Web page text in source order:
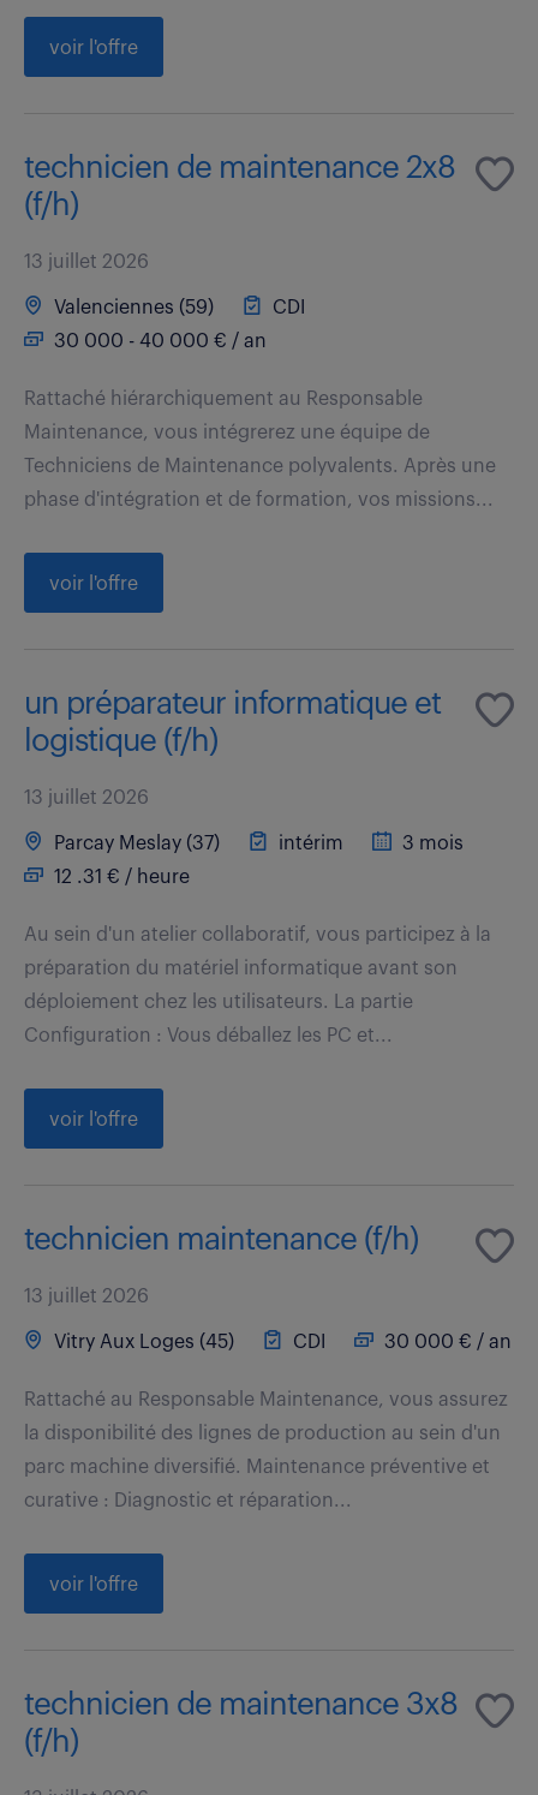
voir l'offre
technicien de maintenance 2x8
(f/h)
13 juillet 2026
Valenciennes (59)
CDI
30 000 - 40 000 € / an
Rattaché hiérarchiquement au Responsable
Maintenance, vous intégrerez une équipe de
Techniciens de Maintenance polyvalents. Après une
phase d'intégration et de formation, vos missions...
voir l'offre
un préparateur informatique et
logistique (f/h)
13 juillet 2026
Parcay Meslay (37) intérim
3 mois
12 .31 € / heure
Au sein d'un atelier collaboratif, vous participez à la
préparation du matériel informatique avant son
déploiement chez les utilisateurs. La partie
Configuration : Vous déballez les PC et...
voir l'offre
technicien maintenance (f/h)
13 juillet 2026
Vitry Aux Loges (45) CDI 30 000 € / an
Rattaché au Responsable Maintenance, vous assurez
la disponibilité des lignes de production au sein d'un
parc machine diversifié. Maintenance préventive et
curative : Diagnostic et réparation...
voir l'offre
technicien de maintenance 3x8
(f/h)